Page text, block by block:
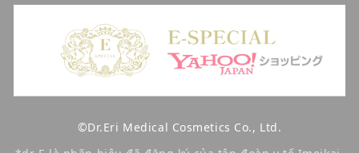
©Dr.Eri Medical Cosmetics Co., Ltd.